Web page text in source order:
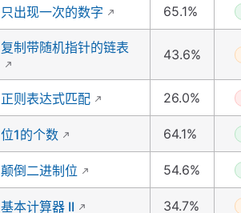
只出现一次的数字 65.1%
复制带随机指针的链表 43.6%
正则表达式匹配 26.0%
位1的个数 64.1%
颠倒二进制位 54.6%
基本计算器 II 34.7%